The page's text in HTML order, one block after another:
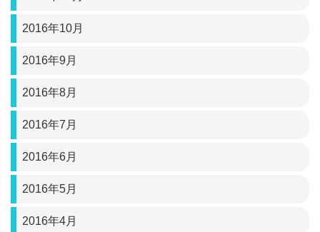
2016年10月
2016年9月
2016年8月
2016年7月
2016年6月
2016年5月
2016年4月